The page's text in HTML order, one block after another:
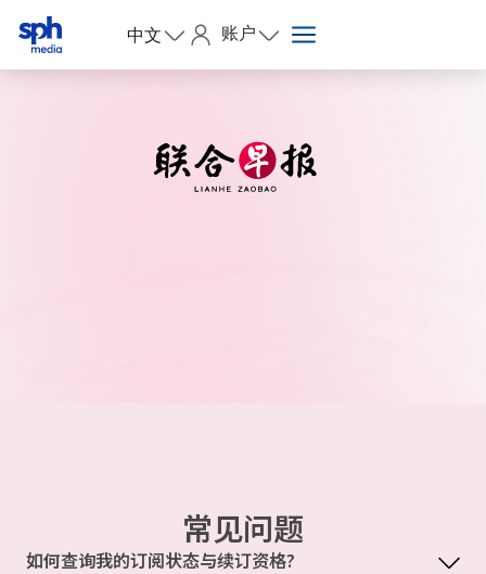
中文 账户
常见问题
如何查询我的订阅状态与续订资格?